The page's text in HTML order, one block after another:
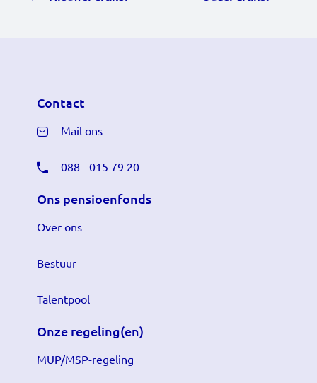
Contact
Mail ons
088 - 015 79 20
Ons pensioenfonds
Over ons
Bestuur
Talentpool
Onze regeling(en)
MUP/MSP-regeling